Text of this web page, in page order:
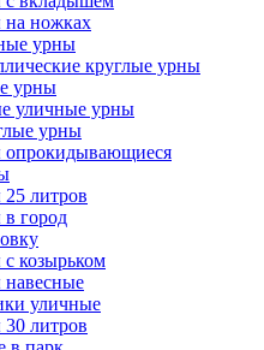
ножках
урны
круглые урны
урны
уличные урны
урны
литров
город
козырьком
уличные
литров